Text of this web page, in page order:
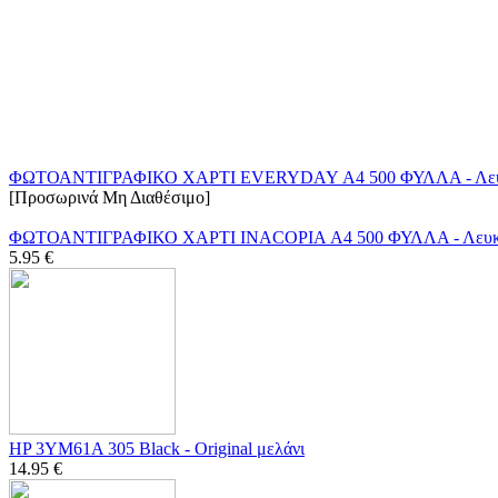
ΦΩΤΟΑΝΤΙΓΡΑΦΙΚΟ ΧΑΡΤΙ EVERYDAY Α4 500 ΦΥΛΛΑ -
[Προσωρινά Μη Διαθέσιμο]
ΦΩΤΟΑΝΤΙΓΡΑΦΙΚΟ ΧΑΡΤΙ INACOPIA Α4 500 ΦΥΛΛΑ -
5.95 €
HP 3YM61A 305 Black - Original μελάνι
14.95 €